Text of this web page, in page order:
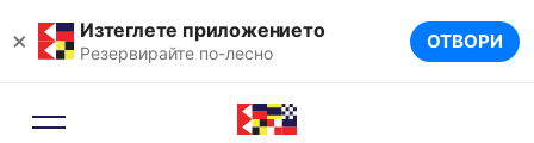
× Изтеглете приложението
Резервирайте по-лесно ОТВОРИ